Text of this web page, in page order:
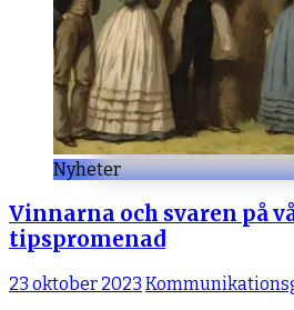
Nyheter
Vinnarna och svaren på
tipspromenad
23 oktober 2023